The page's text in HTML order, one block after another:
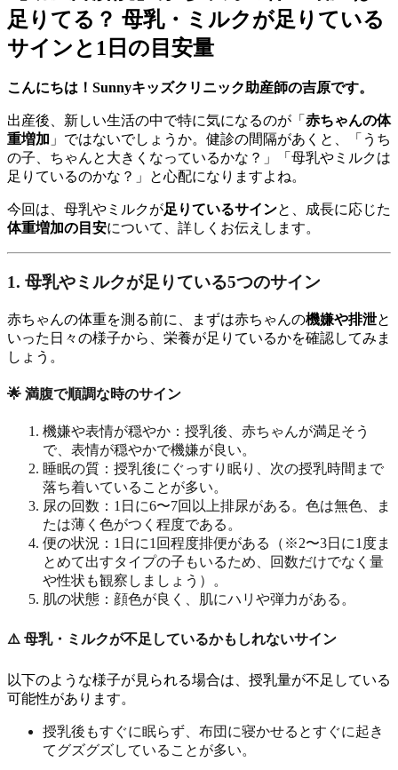
足りてる？ 母乳・ミルクが足りている
サインと1日の目安量
こんにちは！Sunnyキッズクリニック助産師の吉原です。
出産後、新しい生活の中で特に気になるのが「 赤ちゃんの体
重増加 」ではないでしょうか。健診の間隔があくと、「うち
の子、ちゃんと大きくなっているかな？」「母乳やミルクは
足りているのかな？」と心配になりますよね。
今回は、母乳やミルクが足りているサインと、成長に応じた
体重増加の目安について、詳しくお伝えします。
1. 母乳やミルクが足りている5つのサイン
赤ちゃんの体重を測る前に、まずは赤ちゃんの機嫌や排泄と
いった日々の様子から、栄養が足りているかを確認してみま
しょう。
🌟 満腹で順調な時のサイン
機嫌や表情が穏やか：授乳後、赤ちゃんが満足そう
で、表情が穏やかで機嫌が良い。
睡眠の質：授乳後にぐっすり眠り、次の授乳時間まで
落ち着いていることが多い。
尿の回数：1日に6〜7回以上排尿がある。色は無色、ま
たは薄く色がつく程度である。
便の状況：1日に1回程度排便がある（※2〜3日に1度ま
とめて出すタイプの子もいるため、回数だけでなく量
や性状も観察しましょう）。
肌の状態：顔色が良く、肌にハリや弾力がある。
⚠️ 母乳・ミルクが不足しているかもしれないサイン
以下のような様子が見られる場合は、授乳量が不足している
可能性があります。
授乳後もすぐに眠らず、布団に寝かせるとすぐに起き
てグズグズしていることが多い。